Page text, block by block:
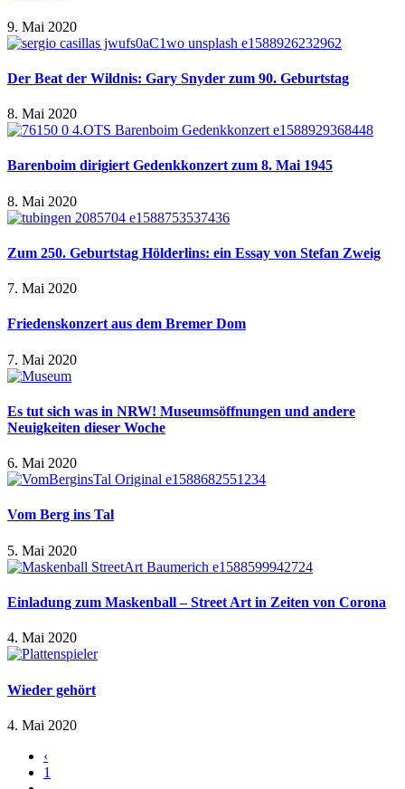
9. Mai 2020
Der Beat der Wildnis: Gary Snyder zum 90. Geburtstag
8. Mai 2020
Barenboim dirigiert Gedenkkonzert zum 8. Mai 1945
8. Mai 2020
Zum 250. Geburtstag Hölderlins: ein Essay von Stefan Zweig
7. Mai 2020
Friedenskonzert aus dem Bremer Dom
7. Mai 2020
Es tut sich was in NRW! Museumsöffnungen und andere
Neuigkeiten dieser Woche
6. Mai 2020
Vom Berg ins Tal
5. Mai 2020
Einladung zum Maskenball – Street Art in Zeiten von Corona
4. Mai 2020
Wieder gehört
4. Mai 2020
‹
1